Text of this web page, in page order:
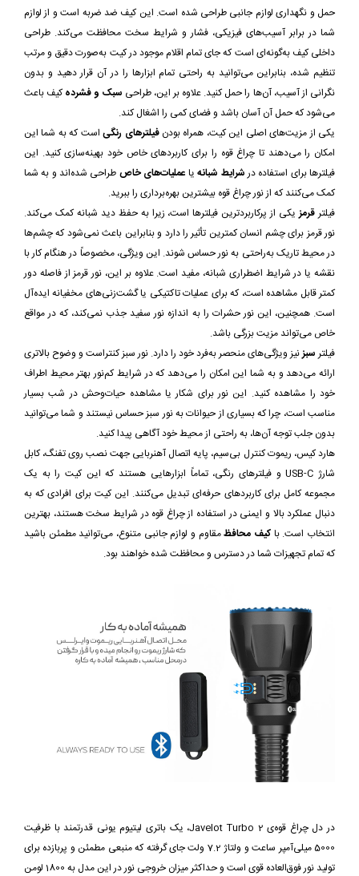
حمل و نگهداری لوازم جانبی طراحی شده است. این کیف ضد ضربه است و از لوازم
شما در برابر آسیب‌های فیزیکی، فشار و شرایط سخت محافظت می‌کند. طراحی
داخلی کیف به‌گونه‌ای است که جای تمام اقلام موجود در کیت به‌صورت دقیق و مرتب
تنظیم شده، بنابراین می‌توانید به راحتی تمام ابزارها را در آن قرار دهید و بدون
نگرانی از آسیب، آن‌ها را حمل کنید. علاوه بر این، طراحی سبک و فشردهکیف باعث
می‌شود که حمل آن آسان باشد و فضای کمی را اشغال کند.
یکی از مزیت‌های اصلی این کیت، همراه بودنفیلترهای رنگیاست که به شما این
امکان را می‌دهند تا چراغ قوه را برای کاربردهای خاص خود بهینه‌سازی کنید. این
فیلترها برای استفاده در شرایط شبانهیا عملیات‌های خاص طراحی شده‌اند و به شما
کمک می‌کنند که از نور چراغ قوه بیشترین بهره‌برداری را ببرید.
فیلتر قرمزیکی از پرکاربردترین فیلترها است، زیرا به حفظ دید شبانه کمک می‌کند.
نور قرمز برای چشم انسان کمترین تأثیر را دارد و بنابراین باعث نمی‌شود که چشم‌ها
در محیط تاریک به‌راحتی به نور حساس شوند. این ویژگی، مخصوصاً در هنگام کار با
نقشه یا در شرایط اضطراری شبانه، مفید است. علاوه بر این، نور قرمز از فاصله دور
کمتر قابل مشاهده است، که برای عملیات تاکتیکی یا گشت‌زنی‌های مخفیانه ایده‌آل
است. همچنین، این نور حشرات را به اندازه نور سفید جذب نمی‌کند، که در مواقع
خاص می‌تواند مزیت بزرگی باشد.
فیلتر سبزنیز ویژگی‌های منحصر به‌فرد خود را دارد. نور سبز کنتراست و وضوح بالاتری
ارائه می‌دهد و به شما این امکان را می‌دهد که در شرایط کم‌نور بهتر محیط اطراف
خود را مشاهده کنید. این نور برای شکار یا مشاهده حیات‌وحش در شب بسیار
مناسب است، چرا که بسیاری از حیوانات به نور سبز حساس نیستند و شما می‌توانید
بدون جلب توجه آن‌ها، به راحتی از محیط خود آگاهی پیدا کنید.
هارد کیس، ریموت کنترل بی‌سیم، پایه اتصال آهنربایی جهت نصب روی تفنگ، کابل
شارژ USB-C و فیلترهای رنگی، تماماً ابزارهایی هستند که این کیت را به یک
مجموعه کامل برای کاربردهای حرفه‌ای تبدیل می‌کنند. این کیت برای افرادی که به
دنبال عملکرد بالا و ایمنی در استفاده از چراغ قوه در شرایط سخت هستند، بهترین
انتخاب است. با کیف محافظمقاوم و لوازم جانبی متنوع، می‌توانید مطمئن باشید
که تمام تجهیزات شما در دسترس و محافظت شده خواهند بود.
در دل چراغ قوه‌ی Javelot Turbo 2، یک باتری لیتیوم یونی قدرتمند با ظرفیت
5000 میلی‌آمپر ساعت و ولتاژ 7.2 ولت جای گرفته که منبعی مطمئن و پربازده برای
تولید نور فوق‌العاده قوی است و حداکثر میزان خروجی نور در این مدل به 1800 لومن